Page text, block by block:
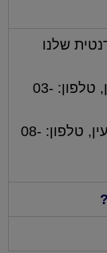
שלנו
סניף רמת גן: שדרות ירושלים 2, רמת גן, טלפון: 03-
סניף מודיעין: מתחם ישפרו סנטר, מודיעין, טלפון: 08-